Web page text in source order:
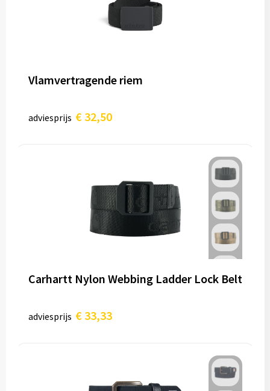
Vlamvertragende riem
adviesprijs € 32,50
Carhartt Nylon Webbing Ladder Lock Belt
adviesprijs € 33,33